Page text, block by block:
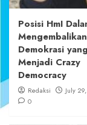
Posisi HmI
Mengembalikan
Demokrasi
Menjadi Crazy
Democracy
Redaksi
July
0